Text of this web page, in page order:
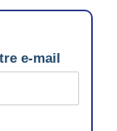
e-mail